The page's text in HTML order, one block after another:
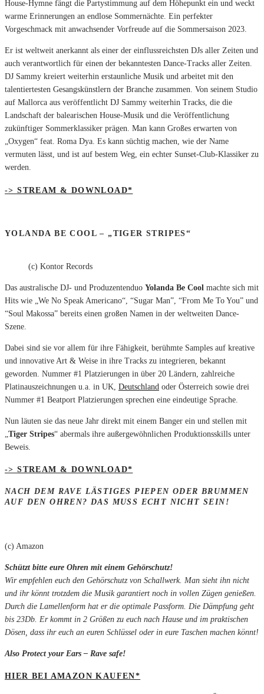
House-Hymne fängt die Partystimmung auf dem Höhepunkt ein und weckt
warme Erinnerungen an endlose Sommernächte. Ein perfekter
Vorgeschmack mit anwachsender Vorfreude auf die Sommersaison 2023.
Er ist weltweit anerkannt als einer der einflussreichsten DJs aller Zeiten und
auch verantwortlich für einen der bekanntesten Dance-Tracks aller Zeiten.
DJ Sammy kreiert weiterhin erstaunliche Musik und arbeitet mit den
talentiertesten Gesangskünstlern der Branche zusammen. Von seinem Studio
auf Mallorca aus veröffentlicht DJ Sammy weiterhin Tracks, die die
Landschaft der balearischen House-Musik und die Veröffentlichung
zukünftiger Sommerklassiker prägen. Man kann Großes erwarten von
„Oxygen“ feat. Roma Dya. Es kann süchtig machen, wie der Name
vermuten lässt, und ist auf bestem Weg, ein echter Sunset-Club-Klassiker zu
werden.
-> STREAM & DOWNLOAD*
YOLANDA BE COOL – „TIGER STRIPES“
(c) Kontor Records
Das australische DJ- und Produzentenduo Yolanda Be Cool machte sich mit
Hits wie „We No Speak Americano“, “Sugar Man”, “From Me To You” und
“Soul Makossa” bereits einen großen Namen in der weltweiten Dance-
Szene.
Dabei sind sie vor allem für ihre Fähigkeit, berühmte Samples auf kreative
und innovative Art & Weise in ihre Tracks zu integrieren, bekannt
geworden. Nummer #1 Platzierungen in über 20 Ländern, zahlreiche
Platinauszeichnungen u.a. in UK, Deutschland oder Österreich sowie drei
Nummer #1 Beatport Platzierungen sprechen eine eindeutige Sprache.
Nun läuten sie das neue Jahr direkt mit einem Banger ein und stellen mit
Tiger Stripes“ abermals ihre außergewöhnlichen Produktionsskills unter
Beweis.
-> STREAM & DOWNLOAD*
NACH DEM RAVE LÄSTIGES PIEPEN ODER BRUMMEN
AUF DEN OHREN? DAS MUSS ECHT NICHT SEIN!
(c) Amazon
Schützt bitte eure Ohren mit einem Gehörschutz!
Wir empfehlen euch den Gehörschutz von Schallwerk. Man sieht ihn nicht
und ihr könnt trotzdem die Musik garantiert noch in vollen Zügen genießen.
Durch die Lamellenform hat er die optimale Passform. Die Dämpfung geht
bis 23Db. Er kommt in 2 Größen zu euch nach Hause und im praktischen
Dösen, dass ihr euch an euren Schlüssel oder in eure Taschen machen könnt!
Also Protect your Ears – Rave safe!
HIER BEI AMAZON KAUFEN*